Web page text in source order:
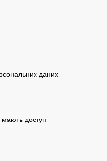
даних
мають доступ